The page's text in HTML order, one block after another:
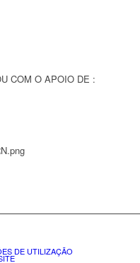
COM O APOIO DE :
DE UTILIZAÇÃO